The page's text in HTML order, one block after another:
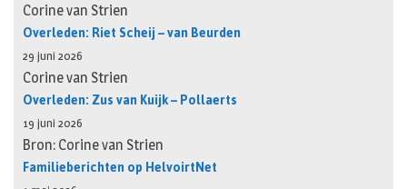
Corine van Strien
Overleden: Riet Scheij – van Beurden
29 juni 2026
Corine van Strien
Overleden: Zus van Kuijk – Pollaerts
19 juni 2026
Bron: Corine van Strien
Familieberichten op HelvoirtNet